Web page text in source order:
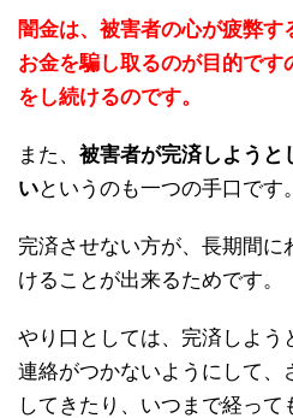
闇金は、被害者の心が疲弊す
お金を騙し取るのが目的です
をし続けるのです。
また、 被害者が完済しようと
いというのも一つの手口です。
完済させない方が、長期間に
けることが出来るためです。
やり口としては、完済しよう
連絡がつかないようにして、
してきたり、いつまで経っ